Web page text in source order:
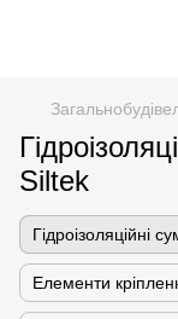
Siltek
Гідроізоляційні
Елементи